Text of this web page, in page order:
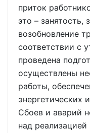
приток
это –
возобновление
соответствии с
проведена
осуществлены
работы,
энергетических
Сбоев и аварий
над